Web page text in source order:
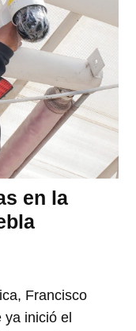
en la
Francisco
inició el